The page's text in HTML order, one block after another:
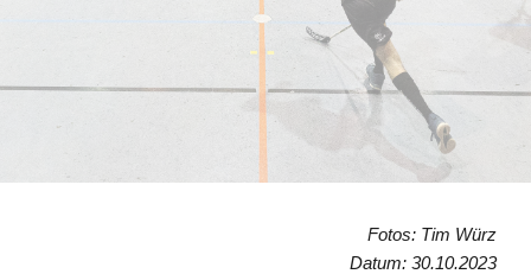
Fotos: Tim Würz
Datum: 30.10.2023